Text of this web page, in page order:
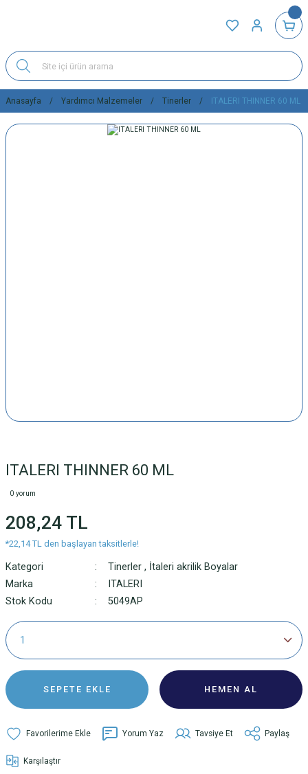
Anasayfa Yardımcı Malzemeler Tinerler ITALERI THINNER 60 ML
ITALERI THINNER 60 ML
0 yorum
208,24 TL
*22,14 TL den başlayan taksitlerle!
Kategori Tinerler , İtaleri akrilik Boyalar
Marka
ITALERI
Stok Kodu
5049AP
SEPETE EKLE HEMEN AL
Yorum Yaz Tavsiye Et Paylaş
Karşılaştır